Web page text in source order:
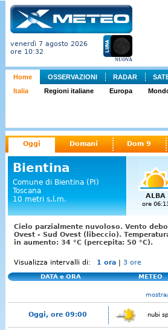
venerdì 7 agosto 2026
ore 10:32
NUOVA
Home OSSERVAZIONI RADAR
Italia
Regioni italiane Europa
Oggi Domani Dom 9
Bientina
Comune di Bientina (PI)
Toscana
10 metri s.l.m.
ALBA
ore
Cielo parzialmente nuvoloso. Vento
Ovest - Sud Ovest (libeccio).
in aumento: 34 °C (percepita: 50 °C).
Visualizza intervalli di: 1 ora | 3 ore
DATA e ORA METEO
Oggi, ore 09:00 nubi